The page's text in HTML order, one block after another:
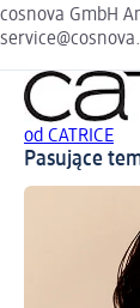
cosnova GmbH
od CATRICE
Pasujące